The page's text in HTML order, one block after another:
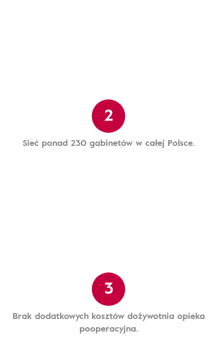
2
Sieć ponad 230 gabinetów w całej Polsce.
3
Brak dodatkowych kosztów dożywotnia opieka
pooperacyjna.